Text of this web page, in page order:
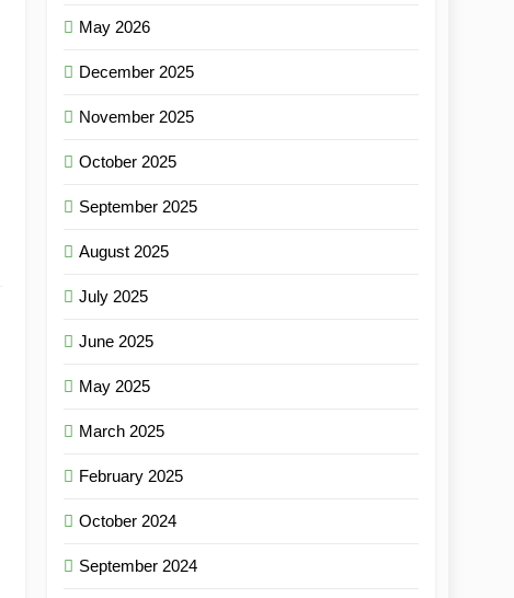
May 2026
December 2025
November 2025
October 2025
September 2025
August 2025
July 2025
June 2025
May 2025
March 2025
February 2025
October 2024
September 2024